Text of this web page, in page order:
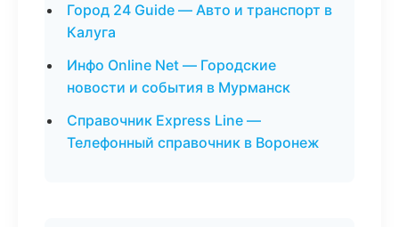
Город 24 Guide — Авто и транспорт в
Калуга
Инфо Online Net — Городские
новости и события в Мурманск
Справочник Express Line —
Телефонный справочник в Воронеж